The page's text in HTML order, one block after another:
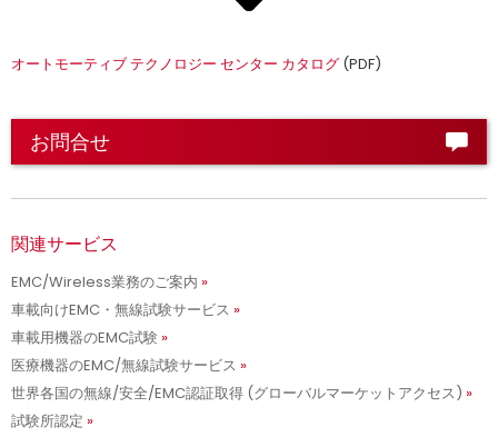
オートモーティブ テクノロジー センター カタログ (PDF)
お問合せ
関連サービス
EMC/Wireless業務のご案内
車載向けEMC・無線試験サービス
車載用機器のEMC試験
医療機器のEMC/無線試験サービス
世界各国の無線/安全/EMC認証取得 (グローバルマーケットアクセス)
試験所認定